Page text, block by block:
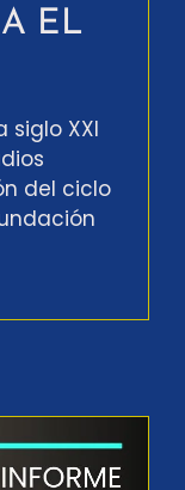
EL
siglo XXI
del ciclo